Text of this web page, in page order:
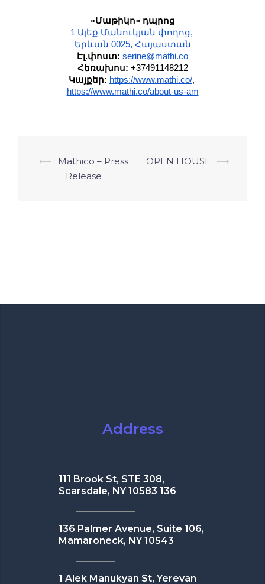
«Մաթիկո» դպրոց
1 Ալեք Մանուկյան փողոց,
Երևան 0025, Հայաստան
Էլ.փոստ: serine@mathi.co
Հեռախոս: +37491148212
Կայքեր: https://www.mathi.co/
https://www.mathi.co/about-us-am
⟵
Mathico – Press
Release
OPEN HOUSE ⟶
Address
111 Brook St, STE 308,
Scarsdale, NY 10583 136
136 Palmer Avenue, Suite 106,
Mamaroneck, NY 10543
1 Alek Manukyan St, Yerevan